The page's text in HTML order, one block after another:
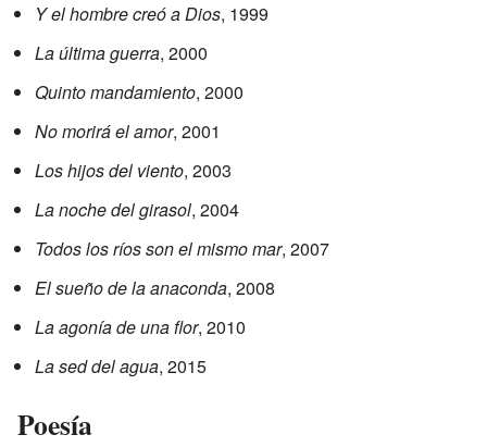
Y el hombre creó a Dios, 1999
La última guerra, 2000
Quinto mandamiento, 2000
No morirá el amor, 2001
Los hijos del viento, 2003
La noche del girasol, 2004
Todos los ríos son el mismo mar, 2007
El sueño de la anaconda, 2008
La agonía de una flor, 2010
La sed del agua, 2015
Poesía